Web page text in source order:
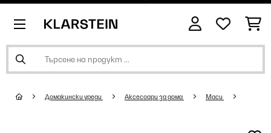
Домакински уреди Аксесоари за дома Маси